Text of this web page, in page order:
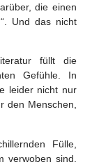
die einen
Und das nicht
füllt die
Gefühle. In
leider nicht nur
den Menschen,
Fülle,
verwoben sind,